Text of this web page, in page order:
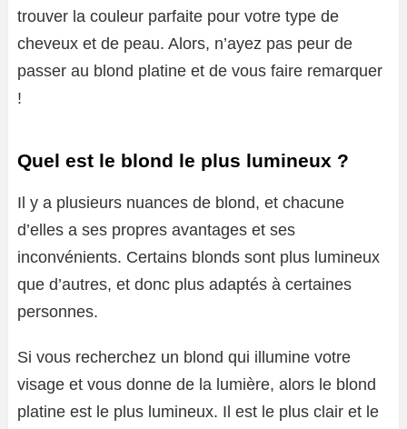
trouver la couleur parfaite pour votre type de
cheveux et de peau. Alors, n’ayez pas peur de
passer au blond platine et de vous faire remarquer
!
Quel est le blond le plus lumineux ?
Il y a plusieurs nuances de blond, et chacune
d’elles a ses propres avantages et ses
inconvénients. Certains blonds sont plus lumineux
que d’autres, et donc plus adaptés à certaines
personnes.
Si vous recherchez un blond qui illumine votre
visage et vous donne de la lumière, alors le blond
platine est le plus lumineux. Il est le plus clair et le